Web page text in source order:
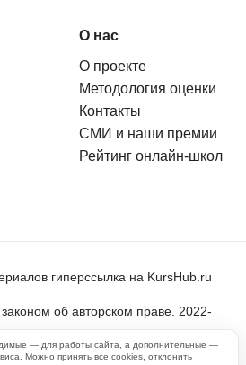
О нас
О проекте
Методология оценки
Контакты
СМИ и наши премии
Рейтинг онлайн-школ
гиперссылка на KursHub.ru
об авторском праве. 2022-
— для работы сайта, а дополнительные —
Можно принять все cookies, отклонить